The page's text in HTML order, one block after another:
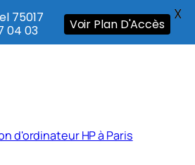
d'ordinateur HP à Paris
75017
04 03
Voir Plan D'Accès
X